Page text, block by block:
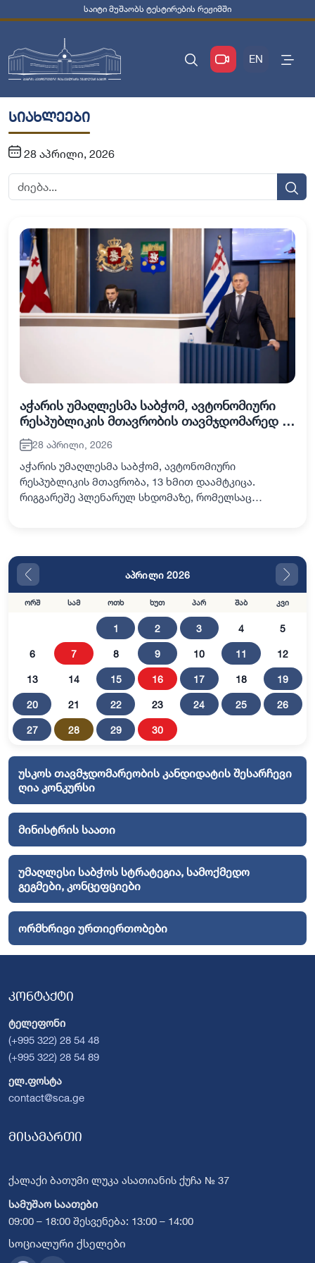
საიტი მუშაობს ტესტირების რეჟიმში
EN
სიახლეები
28 აპრილი, 2026
აჭარის უმაღლესმა საბჭომ, ავტონომიური
რესპუბლიკის მთავრობის თავმჯდომარედ -
ზურაბ პატარაძე და მთავრობის
შემადგენლობა, 13 ხმით დაამტკიცა
28 აპრილი, 2026
აჭარის უმაღლესმა საბჭომ, ავტონომიური
რესპუბლიკის მთავრობა, 13 ხმით დაამტკიცა.
რიგგარეშე პლენარულ სხდომაზე, რომელსაც
აპრილი 2026
ორშ სამ ოთხ ხუთ პარ შაბ კვი
1 2 3 4 5
6 7 8 9 10 11 12
13 14 15 16 17 18 19
20 21 22 23 24 25 26
27 28 29 30
უსკოს თავმჯდომარეობის კანდიდატის შესარჩევი
ღია კონკურსი
მინისტრის საათი
უმაღლესი საბჭოს სტრატეგია, სამოქმედო
გეგმები, კონცეფციები
ორმხრივი ურთიერთობები
კონტაქტი
ტელეფონი
(+995 322) 28 54 48
(+995 322) 28 54 89
ელ.ფოსტა
contact@sca.ge
მისამართი
ქალაქი ბათუმი ლუკა ასათიანის ქუჩა № 37
სამუშაო საათები
09:00 – 18:00 შესვენება: 13:00 – 14:00
სოციალური ქსელები